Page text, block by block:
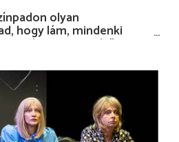
olyan
hogy lám, mindenki
magammal…”